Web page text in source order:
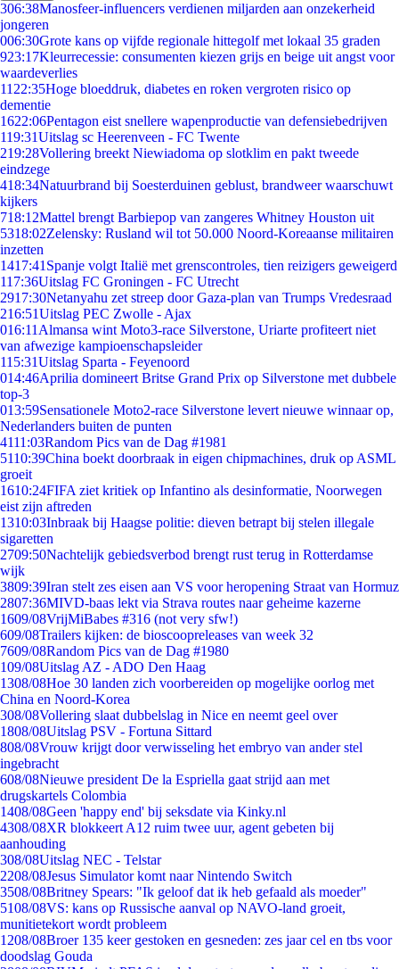
306:38Manosfeer-influencers verdienen miljarden aan onzekerheid
jongeren
006:30Grote kans op vijfde regionale hittegolf met lokaal 35 graden
923:17Kleurrecessie: consumenten kiezen grijs en beige uit angst voor
waardeverlies
11 22:35Hoge bloeddruk, diabetes en roken vergroten risico op
dementie
1622:06Pentagon eist snellere wapenproductie van defensiebedrijven
119:31Uitslag sc Heerenveen - FC Twente
219:28Vollering breekt Niewiadoma op slotklim en pakt tweede
eindzege
418:34Natuurbrand bij Soesterduinen geblust, brandweer waarschuwt
kijkers
718:12Mattel brengt Barbiepop van zangeres Whitney Houston uit
5318:02Zelensky: Rusland wil tot 50.000 Noord-Koreaanse militairen
inzetten
1417:41 Spanje volgt Italië met grenscontroles, tien reizigers geweigerd
117:36Uitslag FC Groningen - FC Utrecht
2917:30Netanyahu zet streep door Gaza-plan van Trumps Vredesraad
216:51Uitslag PEC Zwolle - Ajax
016:11 Almansa wint Moto3-race Silverstone, Uriarte profiteert niet
van afwezige kampioenschapsleider
115:31Uitslag Sparta - Feyenoord
014:46Aprilia domineert Britse Grand Prix op Silverstone met dubbele
top-3
013:59Sensationele Moto2-race Silverstone levert nieuwe winnaar op,
Nederlanders buiten de punten
4111:03Random Pics van de Dag #1981
5110:39China boekt doorbraak in eigen chipmachines, druk op ASML
groeit
1610:24FIFA ziet kritiek op Infantino als desinformatie, Noorwegen
eist zijn aftreden
1310:03Inbraak bij Haagse politie: dieven betrapt bij stelen illegale
sigaretten
2709:50Nachtelijk gebiedsverbod brengt rust terug in Rotterdamse
wijk
3809:39Iran stelt zes eisen aan VS voor heropening Straat van Hormuz
2807:36MIVD-baas lekt via Strava routes naar geheime kazerne
1609/08VrijMiBabes #316 (not very sfw!)
609/08Trailers kijken: de bioscoopreleases van week 32
7609/08Random Pics van de Dag #1980
109/08Uitslag AZ - ADO Den Haag
1308/08Hoe 30 landen zich voorbereiden op mogelijke oorlog met
China en Noord-Korea
308/08Vollering slaat dubbelslag in Nice en neemt geel over
1808/08Uitslag PSV - Fortuna Sittard
808/08Vrouw krijgt door verwisseling het embryo van ander stel
ingebracht
608/08Nieuwe president De la Espriella gaat strijd aan met
drugskartels Colombia
1408/08Geen 'happy end' bij seksdate via Kinky.nl
4308/08XR blokkeert A12 ruim twee uur, agent gebeten bij
aanhouding
308/08Uitslag NEC - Telstar
2208/08Jesus Simulator komt naar Nintendo Switch
3508/08Britney Spears: "Ik geloof dat ik heb gefaald als moeder"
5108/08VS: kans op Russische aanval op NAVO-land groeit,
munitietekort wordt probleem
1208/08Broer 135 keer gestoken en gesneden: zes jaar cel en tbs voor
doodslag Gouda